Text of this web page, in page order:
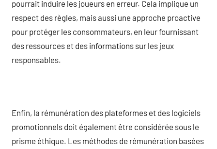
pourrait induire les joueurs en erreur. Cela implique un
respect des règles, mais aussi une approche proactive
pour protéger les consommateurs, en leur fournissant
des ressources et des informations sur les jeux
responsables.
Enfin, la rémunération des plateformes et des logiciels
promotionnels doit également être considérée sous le
prisme éthique. Les méthodes de rémunération basées